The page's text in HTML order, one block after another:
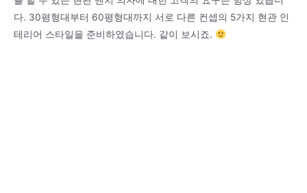
다. 30평형대부터 60평형대까지 서로 다른 컨셉의 5가지 현관 인
테리어 스타일을 준비하였습니다. 같이 보시죠.